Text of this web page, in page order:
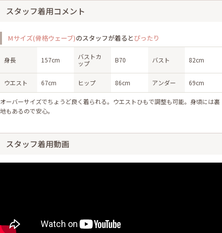
スタッフ着用コメント
Mサイズ(骨格ウェーブ)のスタッフが着るとぴったり
身長 157cm
バストカ
ップ
B70 バスト 82cm
ウエスト 67cm ヒップ 86cm アンダー 69cm
オーバーサイズでちょうど良く着られる。ウエストひもで調整も可能。身頃には裏
地もあるので安心。
スタッフ着用動画